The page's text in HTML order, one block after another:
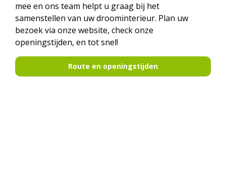
mee en ons team helpt u graag bij het
samenstellen van uw droominterieur. Plan uw
bezoek via onze website, check onze
openingstijden, en tot snel!
Route en openingstijden